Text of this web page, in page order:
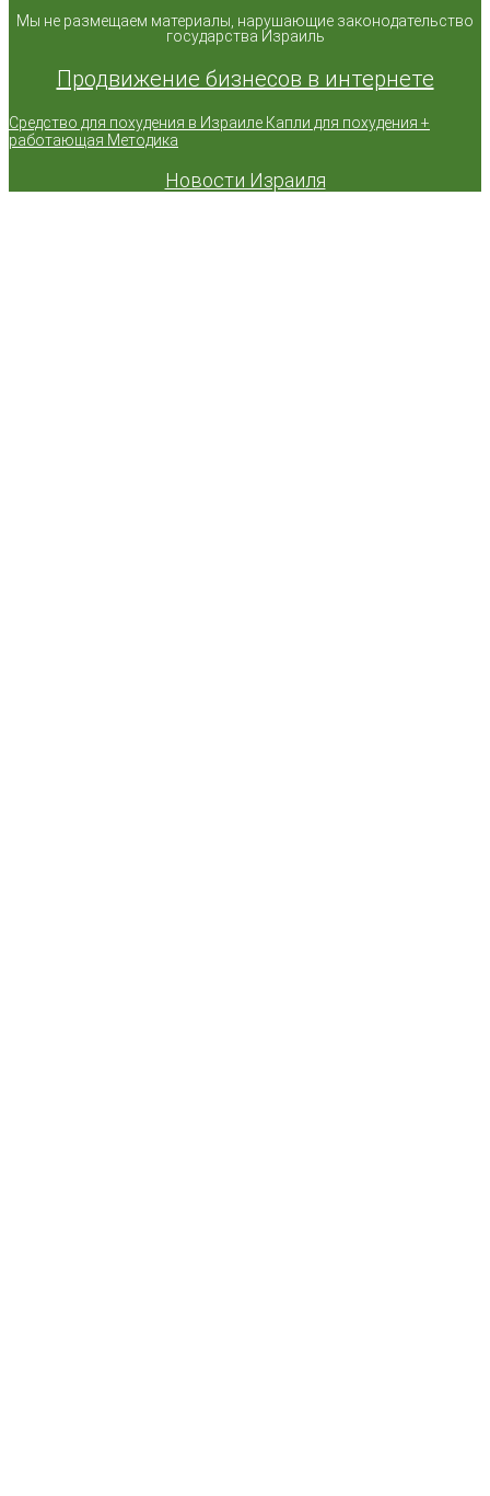
Мы не размещаем материалы, нарушающие законодательство
государства Израиль
Продвижение бизнесов в интернете
Средство для похудения в Израиле Капли для похудения +
работающая Методика
Новости Израиля